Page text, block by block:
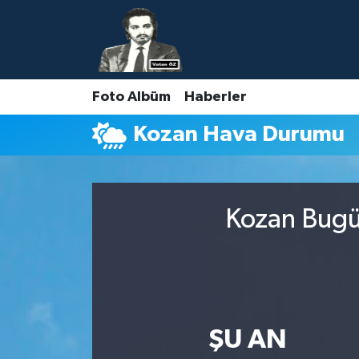
Foto Albüm Haberler
Kozan Hava Durumu
Kozan
ŞU AN
Nöbetçi Eczaneler
Hava Durumu
Namaz Vakitleri
Trafik Durumu
Süper Lig Puan Durumu ve Fikstür
Son Dakika Haberleri